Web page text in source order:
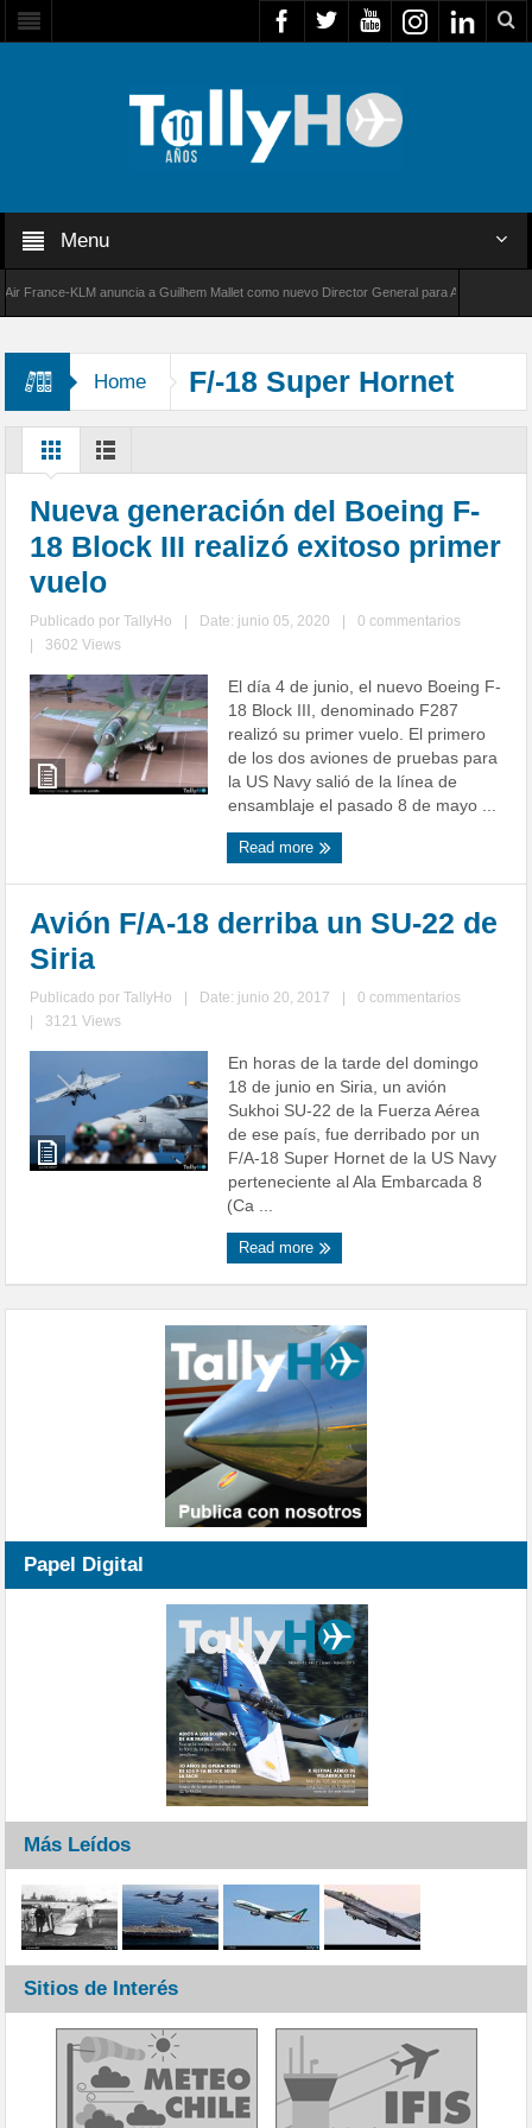
Menu
KLM anuncia a Guilhem Mallet como nuevo Director General para América Latina
Home F/-18 Super Hornet
Nueva generación del Boeing F-
18 Block III realizó exitoso primer
vuelo
Publicado porTallyHo Date: junio 05, 2020
0 commentarios
3602 Views
El día 4 de junio, el nuevo Boeing F-
18 Block III, denominado F287
realizó su primer vuelo. El primero
de los dos aviones de pruebas para
la US Navy salió de la línea de
ensamblaje el pasado 8 de mayo ...
Read more
Avión F/A-18 derriba un SU-22 de
Siria
Publicado porTallyHo Date: junio 20, 2017
0 commentarios
3121 Views
En horas de la tarde del domingo
18 de junio en Siria, un avión
Sukhoi SU-22 de la Fuerza Aérea
de ese país, fue derribado por un
F/A-18 Super Hornet de la US Navy
perteneciente al Ala Embarcada 8
(Ca ...
Read more
Papel Digital
Más Leídos
Sitios de Interés